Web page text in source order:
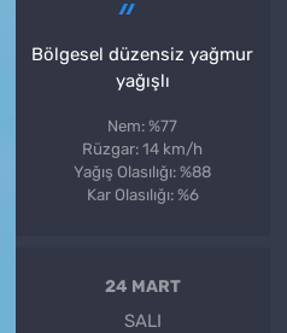
Bölgesel düzensiz yağmur
yağışlı
Nem: %77
Rüzgar: 14 km/h
Yağış Olasılığı: %88
Kar Olasılığı: %6
24 MART
SALI